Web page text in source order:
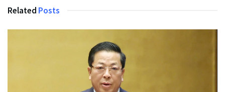
Related Posts